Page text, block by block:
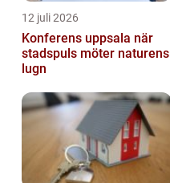
12 juli 2026
Konferens uppsala när
stadspuls möter naturens
lugn